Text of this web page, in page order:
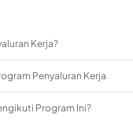
Kerja?
Penyaluran Kerja
Program Ini?